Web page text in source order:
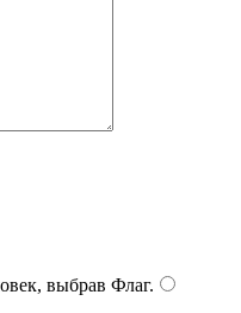
выбрав Флаг.